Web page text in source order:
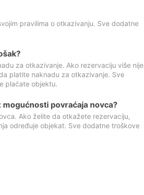
pravilima o otkazivanju. Sve dodatne
za otkazivanje. Ako rezervaciju više nije
platite naknadu za otkazivanje. Sve
plaćate objektu.
povraćaja novca?
Ako želite da otkažete rezervaciju,
određuje objekat. Sve dodatne troškove